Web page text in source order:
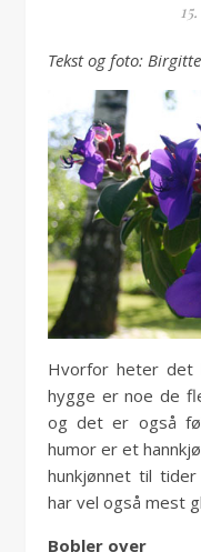
Tekst og foto:
Hvorfor heter det
hygge er noe de
og det er også
humor er et
hunkjønnet til
har vel også mest
Bobler over